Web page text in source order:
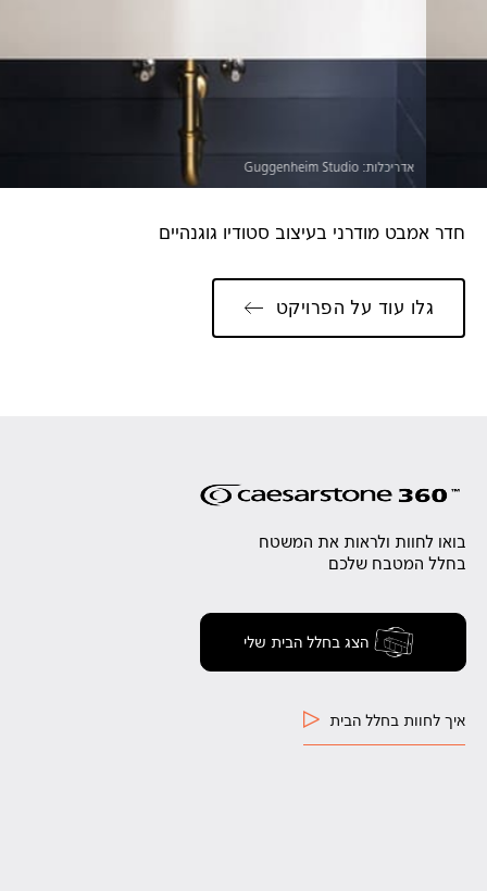
חדר אמבט מודרני בעיצוב סטודיו גוגנהיים
גלו עוד על הפרויקט
בואו לחוות ולראות את המשטח
בחלל המטבח שלכם
הצג בחלל הבית שלי
איך לחוות בחלל הבית